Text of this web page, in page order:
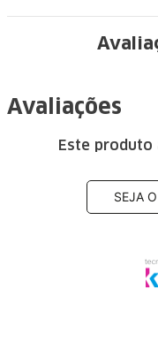
Avaliações
Este produto
SEJA